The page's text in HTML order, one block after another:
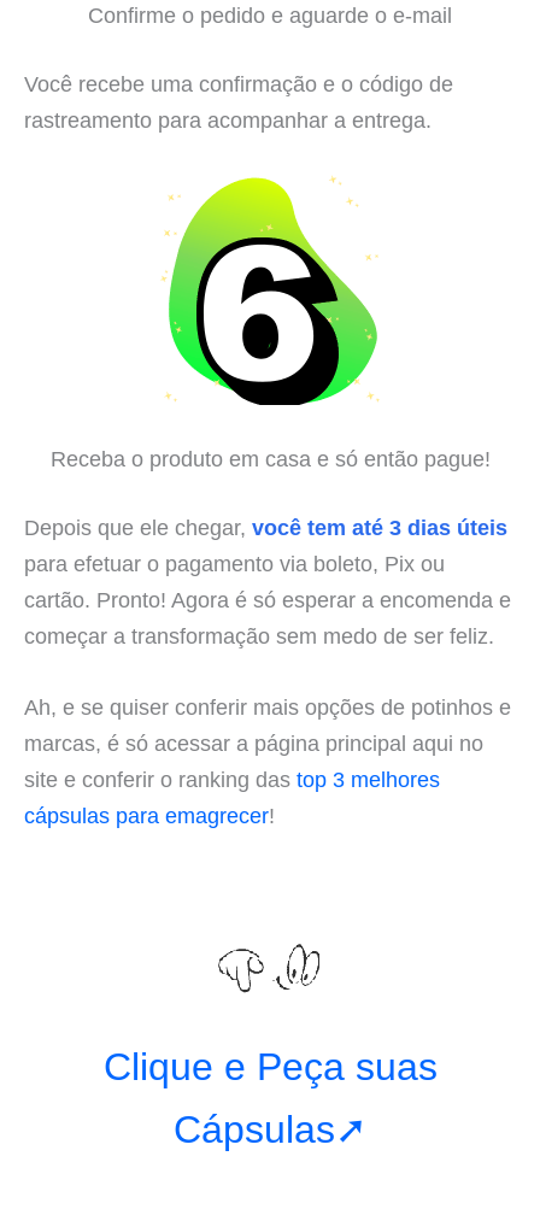
Confirme o pedido e aguarde o e-mail
Você recebe uma confirmação e o código de
rastreamento para acompanhar a entrega.
Receba o produto em casa e só então pague!
Depois que ele chegar, você tem até 3 dias úteis
para efetuar o pagamento via boleto, Pix ou
cartão. Pronto! Agora é só esperar a encomenda e
começar a transformação sem medo de ser feliz.
Ah, e se quiser conferir mais opções de potinhos e
marcas, é só acessar a página principal aqui no
site e conferir o ranking das top 3 melhores
cápsulas para emagrecer!
Clique e Peça suas
Cápsulas➚